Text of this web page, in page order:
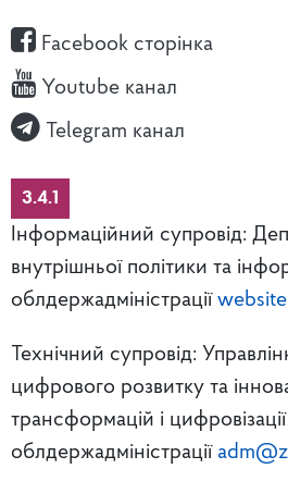
Facebook сторінка
Youtube канал
Telegram канал
3.4.1
Інформаційний супровід:
внутрішньої політики та
облдержадміністрації
Технічний супровід:
цифрового розвитку та
трансформацій і
облдержадміністрації